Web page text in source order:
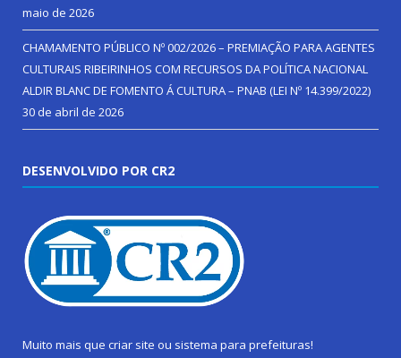
maio de 2026
CHAMAMENTO PÚBLICO Nº 002/2026 – PREMIAÇÃO PARA AGENTES
CULTURAIS RIBEIRINHOS COM RECURSOS DA POLÍTICA NACIONAL
ALDIR BLANC DE FOMENTO Á CULTURA – PNAB (LEI Nº 14.399/2022)
30 de abril de 2026
DESENVOLVIDO POR CR2
Muito mais que criar site ou sistema para prefeituras!